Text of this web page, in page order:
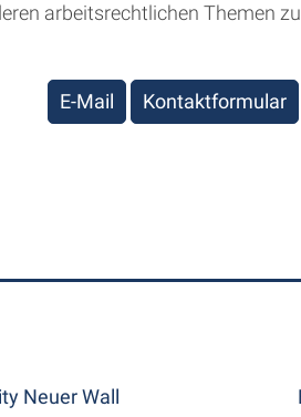
arbeitsrechtlichen Themen
E-Mail Kontaktformular
Neuer Wall